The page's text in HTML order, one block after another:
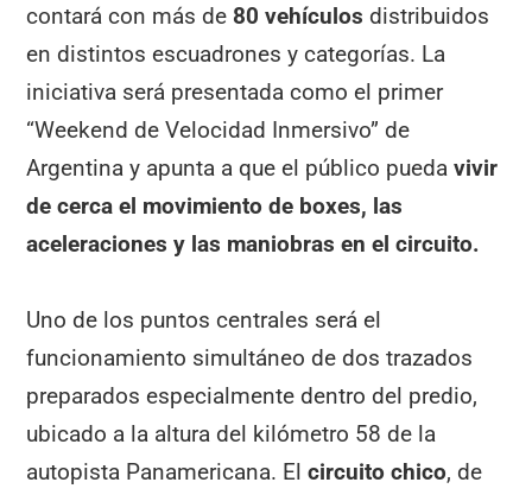
contará con más de 80 vehículos distribuidos
en distintos escuadrones y categorías. La
iniciativa será presentada como el primer
“Weekend de Velocidad Inmersivo” de
Argentina y apunta a que el público puedavivir
de cerca el movimiento de boxes, las
aceleraciones y las maniobras en el circuito.
Uno de los puntos centrales será el
funcionamiento simultáneo de dos trazados
preparados especialmente dentro del predio,
ubicado a la altura del kilómetro 58 de la
autopista Panamericana. Elcircuito chico, de